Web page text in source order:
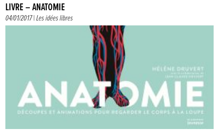
LIVRE – ANATOMIE
04/01/2017 |Les idées libres